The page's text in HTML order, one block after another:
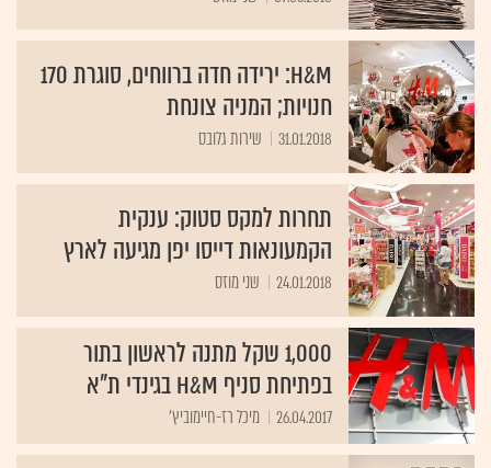
H&M: ירידה חדה ברווחים, סוגרת 170
חנויות; המניה צונחת
31.01.2018 שירות גלובס
תחרות למקס סטוק: ענקית
הקמעונאות דייסו יפן מגיעה לארץ
24.01.2018 שני מוזס
1,000 שקל מתנה לראשון בתור
בפתיחת סניף H&M בגינדי ת"א
26.04.2017 מיכל רז-חיימוביץ'